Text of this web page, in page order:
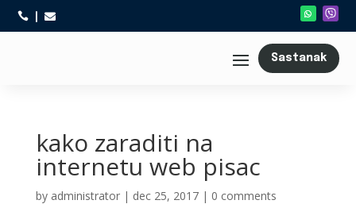
 
Sastanak
kako zaraditi na
internetu web pisac
by administrator| dec 25, 2017| 0 comments